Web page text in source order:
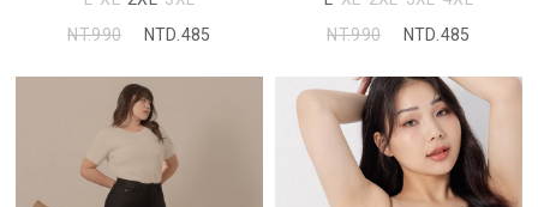
NT.990
NTD.485
NT.990
NTD.485